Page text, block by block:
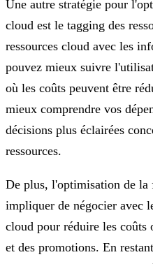
Une autre stratégie pour
cloud est le tagging des
ressources cloud avec les
pouvez mieux suivre
où les coûts peuvent être
mieux comprendre vos
décisions plus éclairées
ressources.
De plus, l'optimisation de la
impliquer de négocier avec
cloud pour réduire les coûts
et des promotions. En